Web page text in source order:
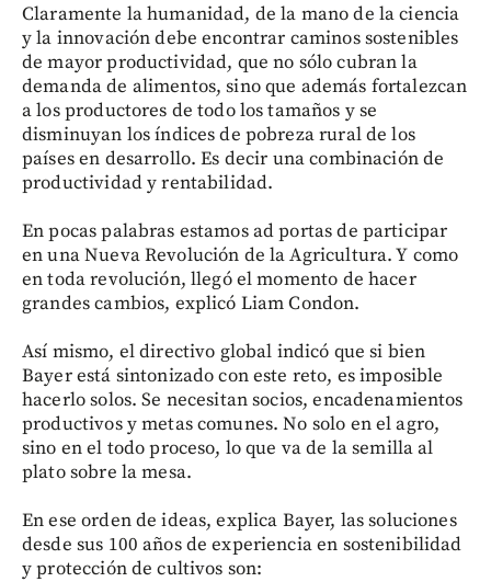
Claramente la humanidad, de la mano de la ciencia
y la innovación debe encontrar caminos sostenibles
de mayor productividad, que no sólo cubran la
demanda de alimentos, sino que además fortalezcan
a los productores de todo los tamaños y se
disminuyan los índices de pobreza rural de los
países en desarrollo. Es decir una combinación de
productividad y rentabilidad.
En pocas palabras estamos ad portas de participar
en una Nueva Revolución de la Agricultura. Y como
en toda revolución, llegó el momento de hacer
grandes cambios, explicó Liam Condon.
Así mismo, el directivo global indicó que si bien
Bayer está sintonizado con este reto, es imposible
hacerlo solos. Se necesitan socios, encadenamientos
productivos y metas comunes. No solo en el agro,
sino en el todo proceso, lo que va de la semilla al
plato sobre la mesa.
En ese orden de ideas, explica Bayer, las soluciones
desde sus 100 años de experiencia en sostenibilidad
y protección de cultivos son: